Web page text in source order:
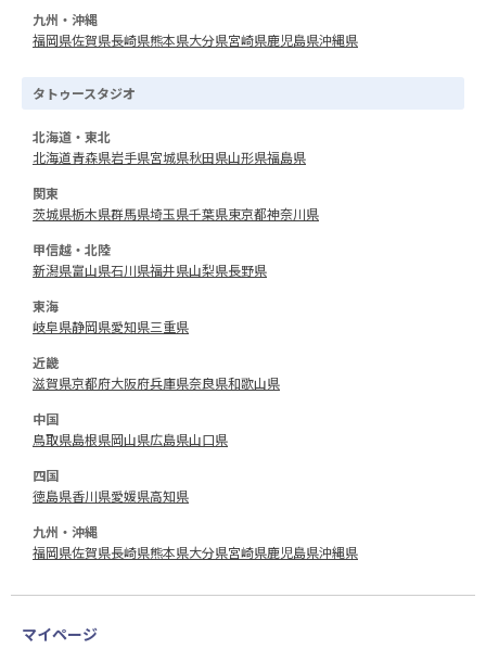
九州・沖縄
福岡県佐賀県長崎県熊本県大分県宮崎県鹿児島県沖縄県
タトゥースタジオ
北海道・東北
北海道青森県岩手県宮城県秋田県山形県福島県
関東
茨城県栃木県群馬県埼玉県千葉県東京都神奈川県
甲信越・北陸
新潟県富山県石川県福井県山梨県長野県
東海
岐阜県静岡県愛知県三重県
近畿
滋賀県京都府大阪府兵庫県奈良県和歌山県
中国
鳥取県島根県岡山県広島県山口県
四国
徳島県香川県愛媛県高知県
九州・沖縄
福岡県佐賀県長崎県熊本県大分県宮崎県鹿児島県沖縄県
マイページ